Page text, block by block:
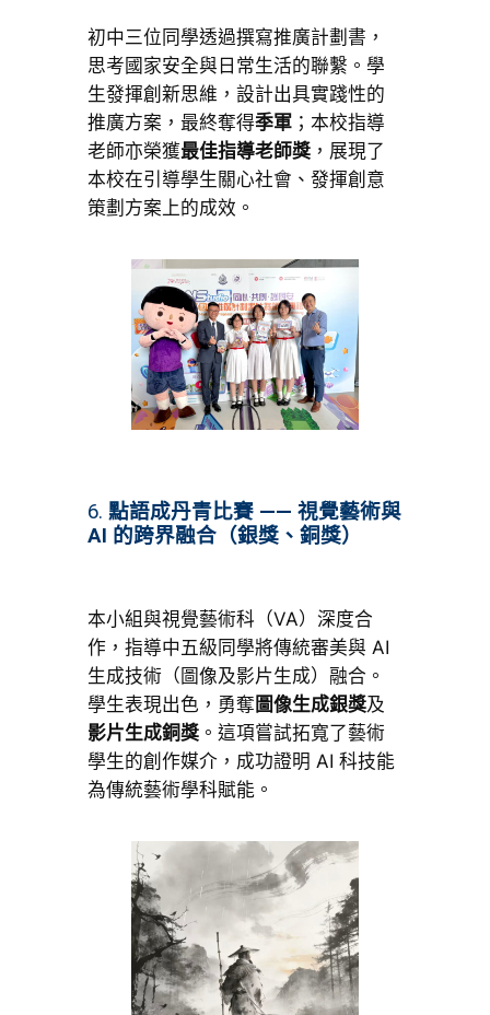
初中三位同學透過撰寫推廣計劃書，
思考國家安全與日常生活的聯繫。學
生發揮創新思維，設計出具實踐性的
推廣方案，最終奪得季軍；本校指導
老師亦榮獲最佳指導老師獎，展現了
本校在引導學生關心社會、發揮創意
策劃方案上的成效。
6. 點語成丹青比賽 —— 視覺藝術與
AI 的跨界融合（銀獎、銅獎）
本小組與視覺藝術科（VA）深度合
作，指導中五級同學將傳統審美與 AI
生成技術（圖像及影片生成）融合。
學生表現出色，勇奪 圖像生成銀獎及
影片生成銅獎。這項嘗試拓寬了藝術
學生的創作媒介，成功證明 AI 科技能
為傳統藝術學科賦能。